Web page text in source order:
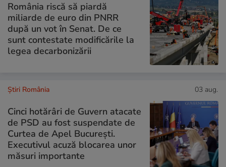
România riscă să piardă
miliarde de euro din PNRR
după un vot în Senat. De ce
sunt contestate modificările la
legea decarbonizării
Știri România 03 aug.
Cinci hotărâri de Guvern atacate
de PSD au fost suspendate de
Curtea de Apel București.
Executivul acuză blocarea unor
măsuri importante